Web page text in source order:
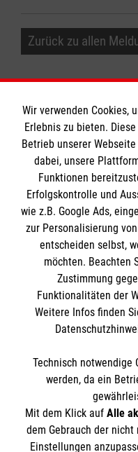
Zurück zu allen
Informationen
Impressum
Datenschutz
Kontakt
Die Malteser
Malteser in
Malteserorden
Sharepoint
Spendenkonto
Bank: Pax-Bank
IBAN:
BIC: GENODED1
So finden Sie
Spyckstraße 50-52
Der Malteser Hilfsdienst
Wir verwenden Cookies,
Erlebnis zu bieten.
Betrieb unserer
dabei, unsere
Funktionen
Erfolgskontrolle und
wie z.B. Google Ads,
zur Personalisierung
entscheiden selbst,
möchten. Beachten
Zustimmung
Funktionalitäten der
Weitere Infos finden
Technisch notwendige
werden, da ein
Mit dem Klick auf Alle
dem Gebrauch der
Einstellungen